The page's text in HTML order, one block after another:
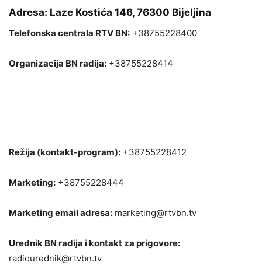
Adresa: Laze Kostića 146, 76300 Bijeljina
Telefonska centrala RTV BN: +38755228400
Organizacija BN radija: +38755228414
Režija (kontakt-program): +38755228412
Marketing: +38755228444
Marketing email adresa: marketing@rtvbn.tv
Urednik BN radija i kontakt za prigovore:
radiourednik@rtvbn.tv